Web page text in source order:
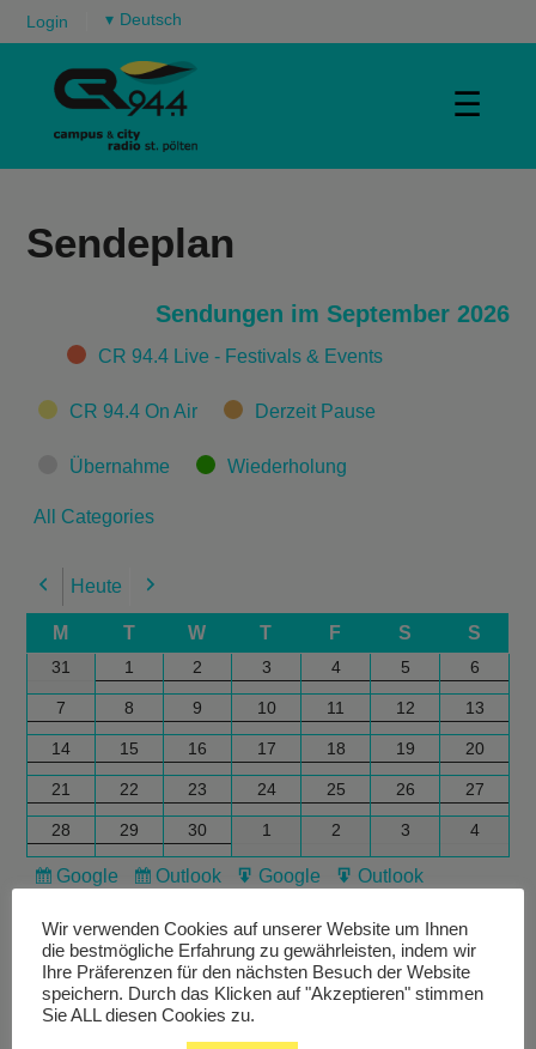
Login ▾
☰
Sendeplan
Sendungen im September 2026
CategoriesCR 94.4 Live - Festivals & Events
CR 94.4 On Air Derzeit Pause
Übernahme Wiederholung
All Categories
Previous
Heute Next
M T W T F S S
31 1 2 3 4 5 6
7 8 9 10 11 12 13
14 15 16 17 18 19 20
21 22 23 24 25 26 27
28 29 30 1 2 3 4
Subscribe
Google
Subscribe
Outlook
Export
Google
Export
Outlook
Wir verwenden Cookies auf unserer Website um Ihnen
die bestmögliche Erfahrung zu gewährleisten, indem wir
Ihre Präferenzen für den nächsten Besuch der Website
speichern. Durch das Klicken auf "Akzeptieren" stimmen
Sie ALL diesen Cookies zu.